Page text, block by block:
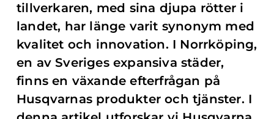
tillverkaren, med sina djupa rötter i
landet, har länge varit synonym med
kvalitet och innovation. I Norrköping,
en av Sveriges expansiva städer,
finns en växande efterfrågan på
Husqvarnas produkter och tjänster. I